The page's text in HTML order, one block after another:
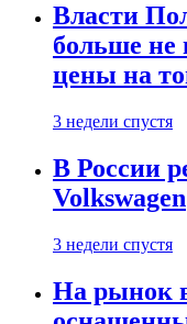
Власти
больше не
цены на
3 недели спустя
В России
Volkswagen
3 недели спустя
На рынок